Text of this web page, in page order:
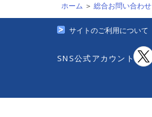
ホーム ＞ 総合お問い合わせ
サイトのご利用について
SNS公式アカウント